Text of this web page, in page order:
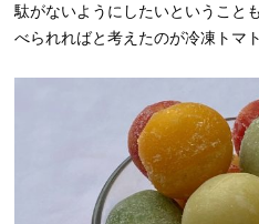
駄がないようにしたいということ
べられればと考えたのが冷凍トマ